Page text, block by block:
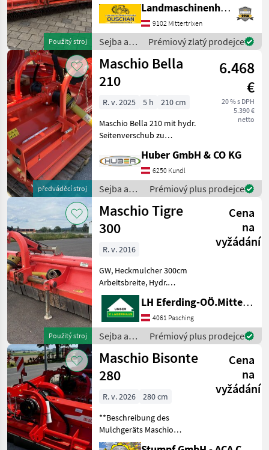
Použitý stroj
montáž, kategória II -
Hriadeľ - Kladivá - Oporný
valec - Oporný valec s
novými ložiskami - Hydrauli
Landmaschinenhandel Ouschan Anton
9102 Mittertrixen
Sejba a
starostlivosť
o plodinu
/ Maschio
Prémiový zlatý prodejce
předváděcí stroj
Maschio Bella
210
6.468
€
20 % s DPH
5.390 €
netto
R. v. 2025 5 h
210 cm
Maschio Bella 210 mit hydr.
Seitenverschub zu
auf Anfrage! Typ kladiva:
Prerezávacie kladivo,
hidraulické bočné
posunutie, voľnobežka v
prevod
Huber GmbH & CO KG
6250 Kundl
Sejba a
starostlivosť
o plodinu
/ Maschio
Prémiový plus prodejce
Použitý stroj
Maschio Tigre
300
Cena
na
vyžádání
R. v. 2016
GW, Heckmulcher 300cm
Arbeitsbreite, Hydr.
Seitenverschub, guter
Zustand, Lagerung von
Stützwalze NEU Sejba a
starostlivosť o plodinu
Mulčovač
LH Eferding-OÖ.Mitte, Hörsching
4061 Pasching
Sejba a
starostlivosť
o plodinu
/ Maschio
Prémiový plus prodejce
Maschio Bisonte
280
Cena
na
vyžádání
R. v. 2026
280 cm
**Beschreibung des
Mulchgeräts Maschio
Bisonte 280** **Allgemeine